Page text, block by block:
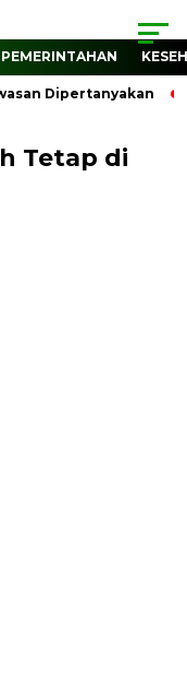
PEMERINTAHAN
Dipertanyakan
Tetap di